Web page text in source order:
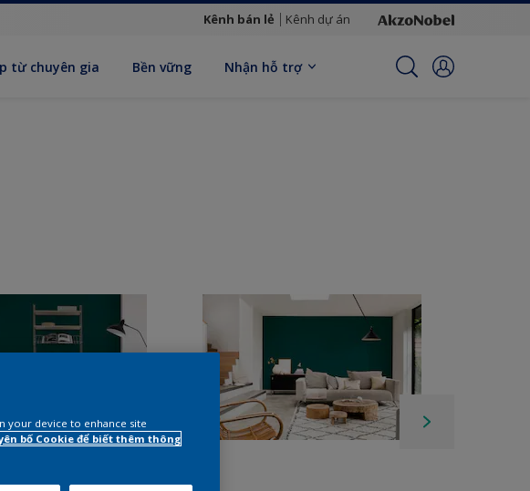
Kênh bán lẻ Kênh dự án
từ chuyên gia Bền vững Nhận hỗ trợ
your device to enhance site
bố Cookie để biết thêm thông